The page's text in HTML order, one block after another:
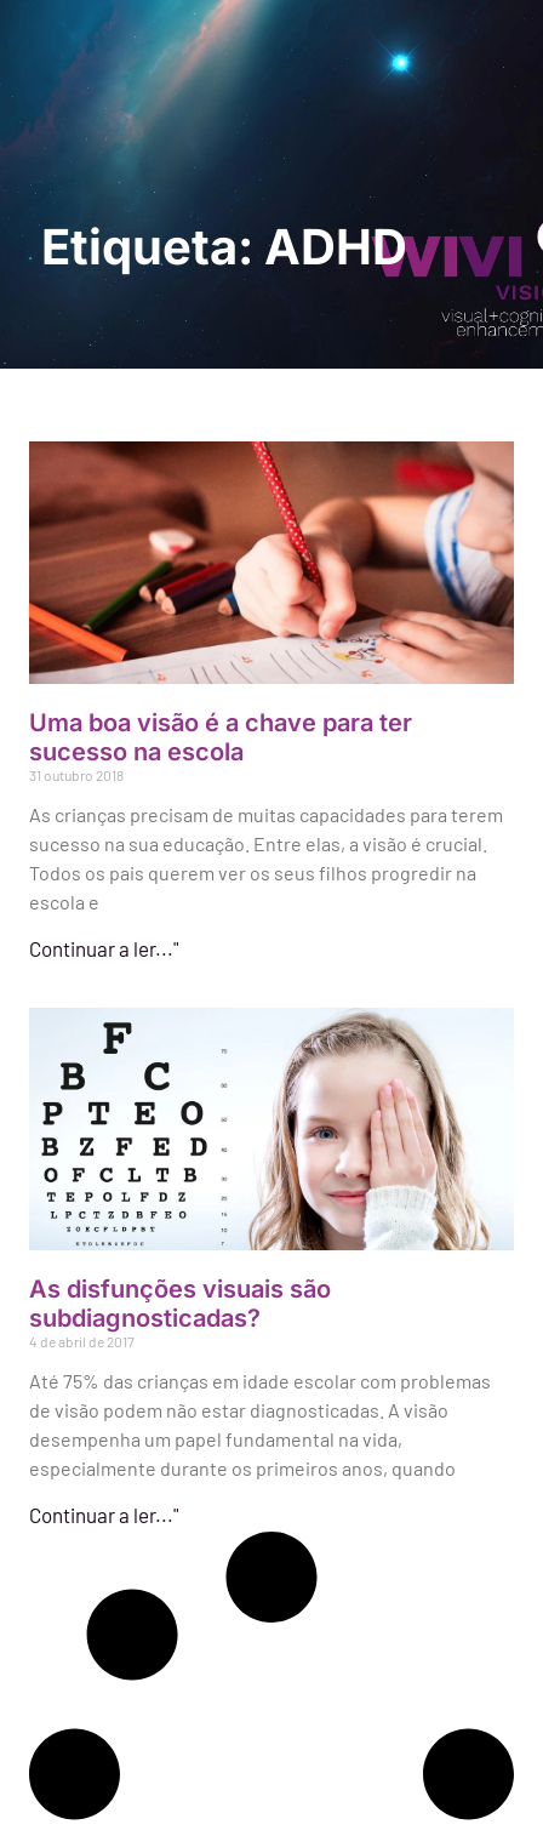
Pedir uma
demonstração
Etiqueta: ADHD
Uma boa visão é a chave para ter
sucesso na escola
31 outubro 2018
As crianças precisam de muitas capacidades para terem
sucesso na sua educação. Entre elas, a visão é crucial.
Todos os pais querem ver os seus filhos progredir na
escola e
Continuar a ler..."
As disfunções visuais são
subdiagnosticadas?
4 de abril de 2017
Até 75% das crianças em idade escolar com problemas
de visão podem não estar diagnosticadas. A visão
desempenha um papel fundamental na vida,
especialmente durante os primeiros anos, quando
Continuar a ler..."